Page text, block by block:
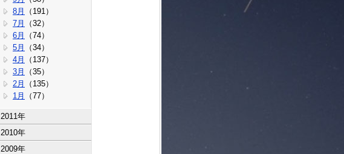
8月
（191）
7月
（32）
6月
（74）
5月
（34）
4月
（137）
3月
（35）
2月
（135）
1月
（77）
2011年
2010年
2009年